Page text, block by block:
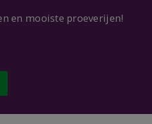
en mooiste proeverijen!